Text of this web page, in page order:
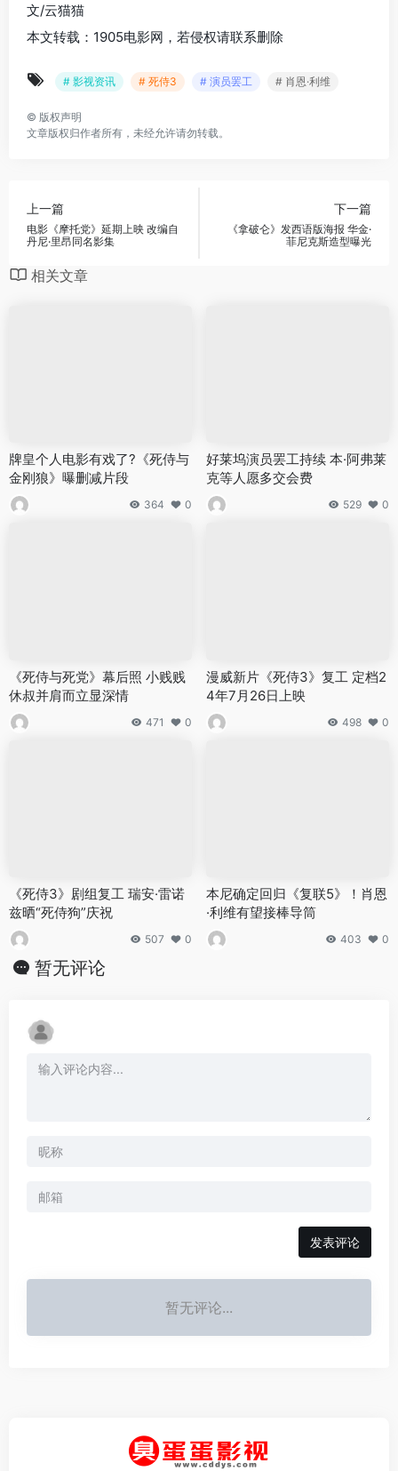
文/云猫猫
本文转载：1905电影网，若侵权请联系删除
# 影视资讯 # 死侍3 # 演员罢工 # 肖恩·利维
© 版权声明
文章版权归作者所有，未经允许请勿转载。
上一篇
电影《摩托党》延期上映 改编自
丹尼·里昂同名影集
下一篇
《拿破仑》发西语版海报 华金·
菲尼克斯造型曝光
相关文章
牌皇个人电影有戏了?《死侍与
金刚狼》曝删减片段
364 0
好莱坞演员罢工持续 本·阿弗莱
克等人愿多交会费
529 0
《死侍与死党》幕后照 小贱贱
休叔并肩而立显深情
471 0
漫威新片《死侍3》复工 定档2
4年7月26日上映
498 0
《死侍3》剧组复工 瑞安·雷诺
兹晒“死侍狗”庆祝
507 0
本尼确定回归《复联5》！肖恩
·利维有望接棒导筒
403 0
暂无评论
发表评论
暂无评论...